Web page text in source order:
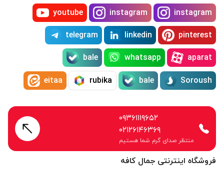
فروشگاه اینترنتی جمال کافه
instagram
instagram
youtube
pinterest
linkedin
telegram
aparat
whatsapp
bale
Soroush
bale
rubika
eitaa
۰۹۳۶۱۱۱۹۶۵۲
۰۲۱۲۶۱۴۶۳۶۹
منتظر صدای گرم شما هستیم